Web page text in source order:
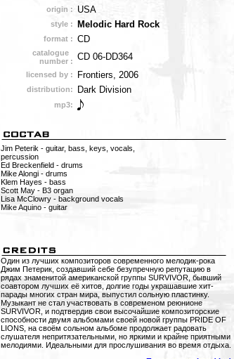
origin : USA
style : Melodic Hard Rock
format : CD
catalogue
number : CD 06-DD364
licensed by : Frontiers, 2006
distribution: Dark Division
mp3:
Jim Peterik - guitar, bass, keys, vocals,
percussion
Ed Breckenfield - drums
Mike Alongi - drums
Klem Hayes - bass
Scott May - B3 organ
Lisa McClowry - background vocals
Mike Aquino - guitar
Один из лучших композиторов современного мелодик-рока
Джим Петерик, создавший себе безупречную репутацию в
рядах знаменитой американской группы SURVIVOR, бывший
соавтором лучших её хитов, долгие годы украшавшие хит-
парады многих стран мира, выпустил сольную пластинку.
Музыкант не стал участвовать в современом реюнионе
SURVIVOR, и подтвердив свои высочайшие композиторские
способности двумя альбомами своей новой группы PRIDE OF
LIONS, на своём сольном альбоме продолжает радовать
слушателя непритязательными, но яркими и крайне приятными
мелодиями. Идеальными для прослушивания во время отдыха.